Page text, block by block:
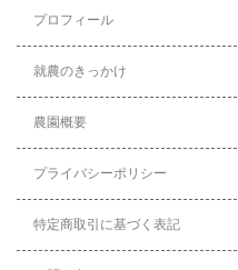
プロフィール
就農のきっかけ
農園概要
プライバシーポリシー
特定商取引に基づく表記